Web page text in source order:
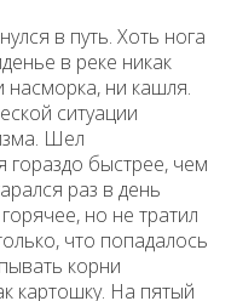
в путь. Хоть нога
в реке никак
ни кашля.
ситуации
Шел
гораздо быстрее, чем
раз в день
но не тратил
что попадалось
корни
картошку. На пятый